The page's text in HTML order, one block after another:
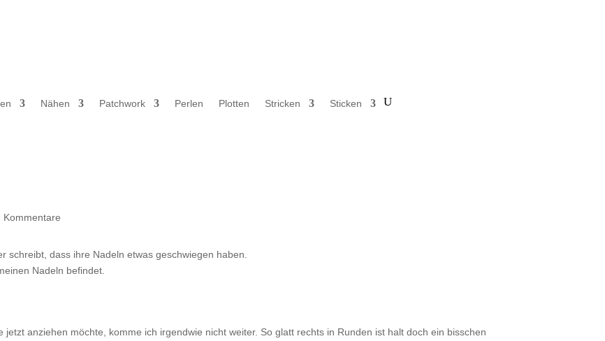
Nähen Patchwork Perlen Plotten Stricken Sticken
Kommentare
dass ihre Nadeln etwas geschwiegen haben.
Nadeln befindet.
anziehen möchte, komme ich irgendwie nicht weiter. So glatt rechts in Runden ist halt doch ein bisschen